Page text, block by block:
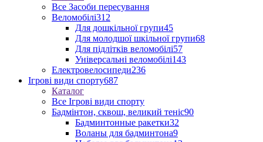
Все Засоби пересування
Веломобілі312
Для дошкільної групи45
Для молодшої шкільної групи68
Для підлітків веломобілі57
Універсальні веломобілі143
Електровелосипеди236
Ігрові види спорту687
Каталог
Все Ігрові види спорту
Бадмінтон, сквош, великий теніс90
Бадминтонные ракетки32
Воланы для бадминтона9